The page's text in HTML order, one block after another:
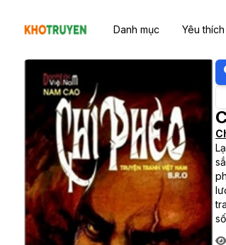
Danh mục Yêu thích